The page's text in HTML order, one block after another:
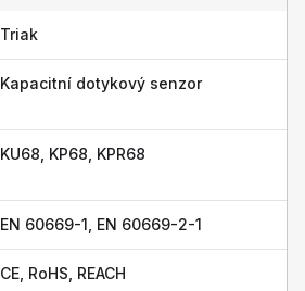
Triak
Kapacitní dotykový senzor
KU68, KP68, KPR68
EN 60669-1, EN 60669-2-1
CE, RoHS, REACH